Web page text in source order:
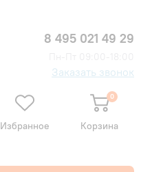
8 495 021 49 29
Заказать звонок
Избранное
0
Корзина